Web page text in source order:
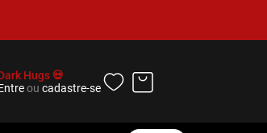
Hugs 💀
ou cadastre-se